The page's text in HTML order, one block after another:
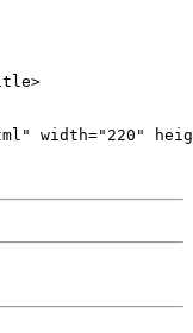
width="220"